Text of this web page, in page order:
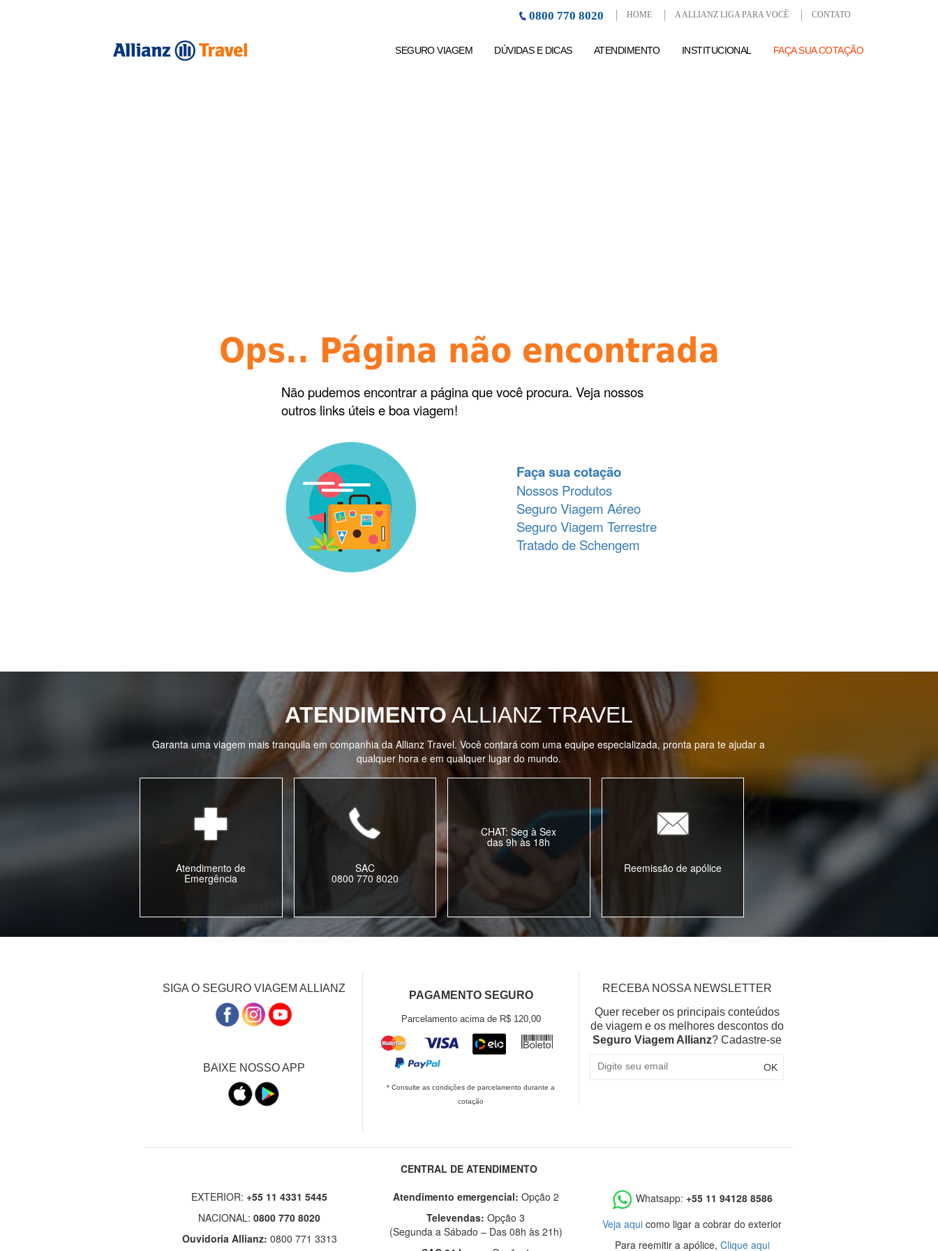
0800 770 8020 HOME A ALLIANZ LIGA PARA VOCÊ CONTATO
SEGURO VIAGEM DÚVIDAS E DICAS ATENDIMENTO INSTITUCIONAL FAÇA SUA COTAÇÃO
Ops.. Página não encontrada
Não pudemos encontrar a página que você procura. Veja nossos
outros links úteis e boa viagem!
Faça sua cotação
Nossos Produtos
Seguro Viagem Aéreo
Seguro Viagem Terrestre
Tratado de Schengem
ATENDIMENTO ALLIANZ TRAVEL
Garanta uma viagem mais tranquila em companhia da Allianz Travel. Você contará com uma equipe especializada, pronta para te ajudar a
qualquer hora e em qualquer lugar do mundo.
Atendimento de
Emergência
SAC
0800 770 8020
CHAT: Seg à Sex
das 9h às 18h
Reemissão de apólice
SIGA O SEGURO VIAGEM ALLIANZ
BAIXE NOSSO APP
PAGAMENTO SEGURO
Parcelamento acima de R$ 120,00
* Consulte as condições de parcelamento durante a
cotação
RECEBA NOSSA NEWSLETTER
Quer receber os principais conteúdos
de viagem e os melhores descontos do
Seguro Viagem Allianz? Cadastre-se
CENTRAL DE ATENDIMENTO
EXTERIOR:+55 11 4331 5445
NACIONAL:0800 770 8020
Ouvidoria Allianz: 0800 771 3313
Atendimento emergencial: Opção 2
Televendas: Opção 3
(Segunda a Sábado – Das 08h às 21h)
Whatsapp:+55 11 94128 8586
Veja aqui como ligar a cobrar do exterior
Para reemitir a apólice, Clique aqui